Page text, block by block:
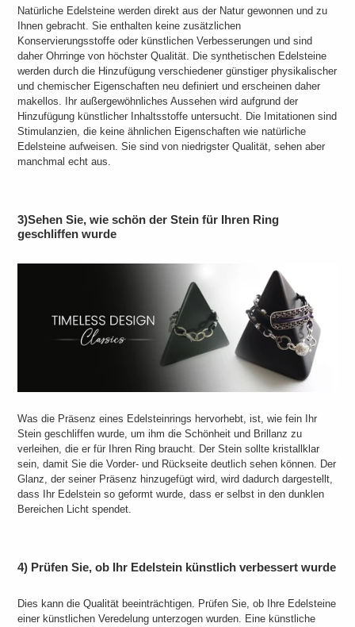
Natürliche Edelsteine ​​werden direkt aus der Natur gewonnen und zu
Ihnen gebracht. Sie enthalten keine zusätzlichen
Konservierungsstoffe oder künstlichen Verbesserungen und sind
daher Ohrringe von höchster Qualität. Die synthetischen Edelsteine ​​
werden durch die Hinzufügung verschiedener günstiger physikalischer
und chemischer Eigenschaften neu definiert und erscheinen daher
makellos. Ihr außergewöhnliches Aussehen wird aufgrund der
Hinzufügung künstlicher Inhaltsstoffe untersucht. Die Imitationen sind
Stimulanzien, die keine ähnlichen Eigenschaften wie natürliche
Edelsteine ​​aufweisen. Sie sind von niedrigster Qualität, sehen aber
manchmal echt aus.
3)Sehen Sie, wie schön der Stein für Ihren Ring
geschliffen wurde
Was die Präsenz eines Edelsteinrings hervorhebt, ist, wie fein Ihr
Stein geschliffen wurde, um ihm die Schönheit und Brillanz zu
verleihen, die er für Ihren Ring braucht. Der Stein sollte kristallklar
sein, damit Sie die Vorder- und Rückseite deutlich sehen können. Der
Glanz, der seiner Präsenz hinzugefügt wird, wird dadurch dargestellt,
dass Ihr Edelstein so geformt wurde, dass er selbst in den dunklen
Bereichen Licht spendet.
4) Prüfen Sie, ob Ihr Edelstein künstlich verbessert wurde
Dies kann die Qualität beeinträchtigen. Prüfen Sie, ob Ihre Edelsteine
​​einer künstlichen Veredelung unterzogen wurden. Eine künstliche